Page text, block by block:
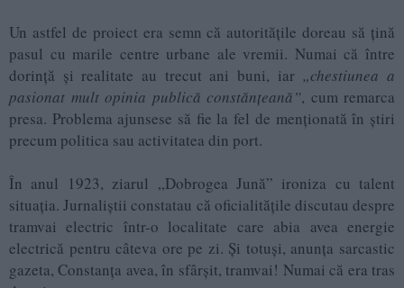
Un astfel de proiect era semn că autoritățile doreau să țină
pasul cu marile centre urbane ale vremii. Numai că între
dorință și realitate au trecut ani buni, iar „chestiunea a
pasionat mult opinia publică constănțeană”, cum remarca
presa. Problema ajunsese să fie la fel de menționată în știri
precum politica sau activitatea din port.
În anul 1923, ziarul „Dobrogea Jună” ironiza cu talent
situația. Jurnaliștii constatau că oficialitățile discutau despre
tramvai electric într-o localitate care abia avea energie
electrică pentru câteva ore pe zi. Și totuși, anunța sarcastic
gazeta, Constanța avea, în sfârșit, tramvai! Numai că era tras